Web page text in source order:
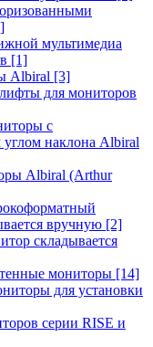
мультимедиа
[1]
Albiral [3]
для мониторов
с
наклона Albiral
Albiral (Arthur
вручную [2]
складывается
мониторы [14]
для установки
серии RISE и